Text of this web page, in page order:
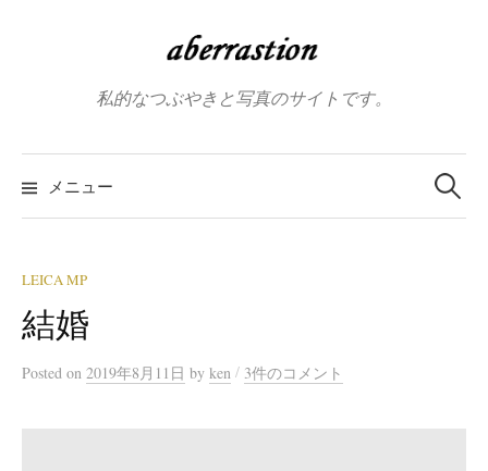
へ
ス
キ
プ
私的なつぶやきと写真のサイトです。
メニュー
検
索:
LEICA MP
結婚
Posted on 2019年8月11日 by ken / 3件のコメント